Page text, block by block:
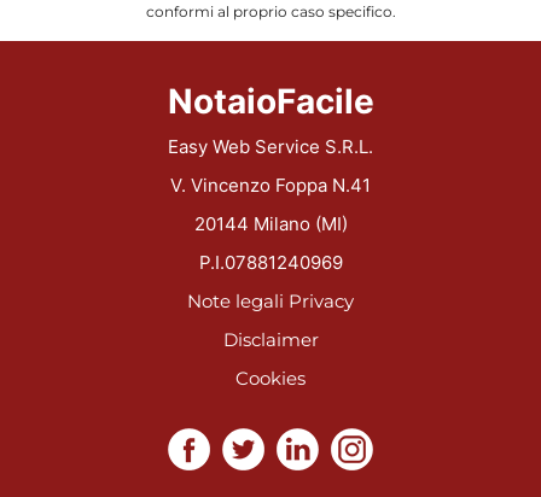
conformi al proprio caso specifico.
NotaioFacile
Easy Web Service S.R.L.
V. Vincenzo Foppa N.41
20144 Milano (MI)
P.I.07881240969
Note legali Privacy
Disclaimer
Cookies